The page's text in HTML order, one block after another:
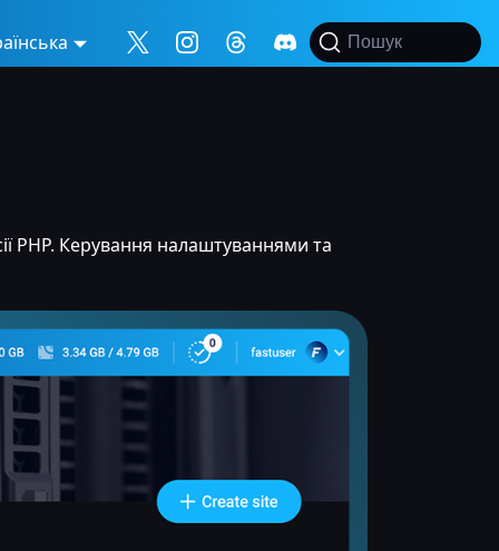
Пошук
PHP. Керування налаштуваннями та